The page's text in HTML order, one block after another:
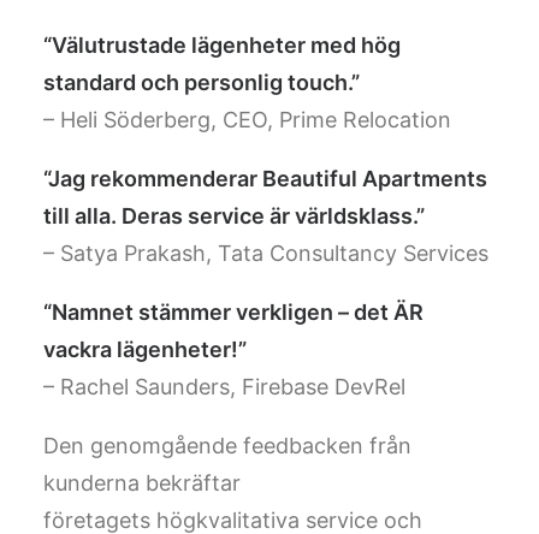
“Välutrustade lägenheter med hög
standard och personlig touch.”
– Heli Söderberg, CEO, Prime Relocation
“Jag rekommenderar Beautiful Apartments
till alla. Deras service är världsklass.”
– Satya Prakash, Tata Consultancy Services
“Namnet stämmer verkligen – det ÄR
vackra lägenheter!”
– Rachel Saunders, Firebase DevRel
Den genomgående feedbacken från
kunderna bekräftar
företagets högkvalitativa service och